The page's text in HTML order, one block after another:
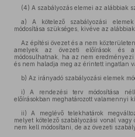
(4) A szabályozás elemei az alábbiak
a) A kötelező szabályozási
módosítása szükséges, kivéve az
Az építési övezet és a nem
amelyek az övezeti előírások és a
módosulhatnak, ha az nem
és nem haladja meg az érintett ingatlan
b) Az irányadó szabályozási elemek
i) A rendezési terv módosítása
előírásokban meghatározott valamennyi
ii) A meglévő telekhatárok
melyet kötelező szabályozási vonal
nem kell módosítani, de az övezeti